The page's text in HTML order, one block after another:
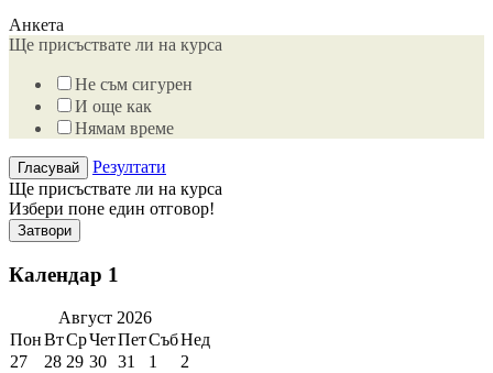
Анкета
Ще присъствате ли на курса
Не съм сигурен
И още как
Нямам време
Резултати
Ще присъствате ли на курса
Избери поне един отговор!
Затвори
Календар 1
Август 2026
ПонВтСрЧетПетСъбНед
27
28 29 30 31 1
2